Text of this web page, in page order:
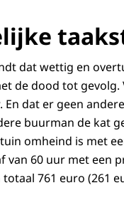
dat wettig en
de dood tot
dat er geen
buurman de kat
omheind is met
60 uur met een
761 euro (261